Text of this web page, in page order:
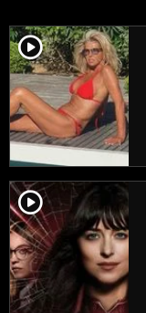
player2
player2